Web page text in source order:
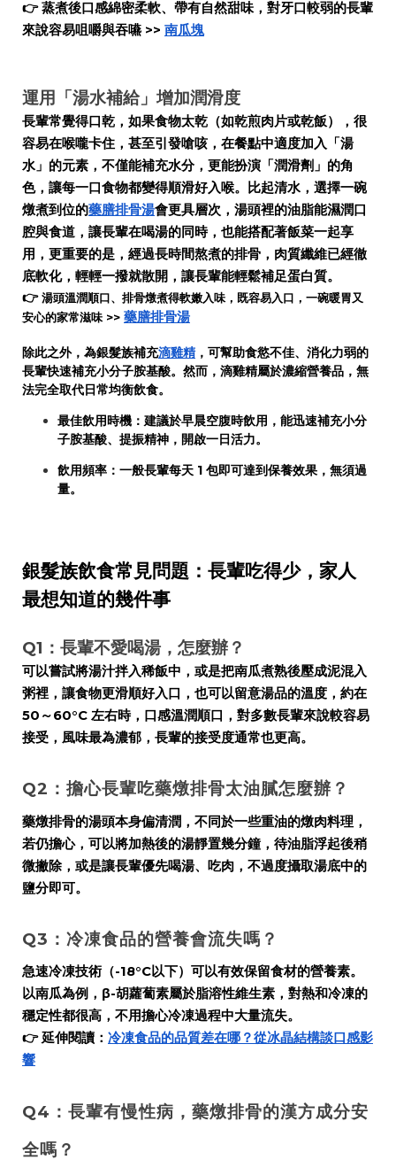
👉 蒸煮後口感綿密柔軟、帶有自然甜味，對牙口較弱的長輩
來說容易咀嚼與吞嚥 >> 南瓜塊
運用「湯水補給」增加潤滑度
長輩常覺得口乾，如果食物太乾（如乾煎肉片或乾飯），很
容易在喉嚨卡住，甚至引發嗆咳，在餐點中適度加入「湯
水」的元素，不僅能補充水分，更能扮演「潤滑劑」的角
色，讓每一口食物都變得順滑好入喉。比起清水，選擇一碗
燉煮到位的藥膳排骨湯會更具層次，湯頭裡的油脂能濕潤口
腔與食道，讓長輩在喝湯的同時，也能搭配著飯菜一起享
用，更重要的是，經過長時間熬煮的排骨，肉質纖維已經徹
底軟化，輕輕一撥就散開，讓長輩能輕鬆補足蛋白質。
👉湯頭溫潤順口、排骨燉煮得軟嫩入味，既容易入口，一碗暖胃又
安心的家常滋味 >> 藥膳排骨湯
除此之外，為銀髮族補充滴雞精，可幫助食慾不佳、消化力弱的
長輩快速補充小分子胺基酸。然而，滴雞精屬於濃縮營養品，無
法完全取代日常均衡飲食。
最佳飲用時機：建議於早晨空腹時飲用，能迅速補充小分
子胺基酸、提振精神，開啟一日活力。
飲用頻率：一般長輩每天 1 包即可達到保養效果，無須過
量。
銀髮族飲食常見問題：長輩吃得少，家人
最想知道的幾件事
Q1：長輩不愛喝湯，怎麼辦？
可以嘗試將湯汁拌入稀飯中，或是把南瓜煮熟後壓成泥混入
粥裡，讓食物更滑順好入口， 也可以留意湯品的溫度，約在
50～60°C 左右時，口感溫潤順口，對多數長輩來說較容易
接受，風味最為濃郁，長輩的接受度通常也更高。
Q2：擔心長輩吃藥燉排骨太油膩怎麼辦？
藥燉排骨的湯頭本身偏清潤，不同於一些重油的燉肉料理，
若仍擔心，可以將加熱後的湯靜置幾分鐘，待油脂浮起後稍
微撇除，或是讓長輩優先喝湯、吃肉，不過度攝取湯底中的
鹽分即可。
Q3：冷凍食品的營養會流失嗎？
急速冷凍技術（-18°C以下）可以有效保留食材的營養素。
以南瓜為例，β-胡蘿蔔素屬於脂溶性維生素，對熱和冷凍的
穩定性都很高，不用擔心冷凍過程中大量流失。
👉 延伸閱讀： 冷凍食品的品質差在哪？從冰晶結構談口感影
響
Q4：長輩有慢性病，藥燉排骨的漢方成分安
全嗎？